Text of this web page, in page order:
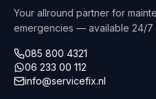
Your allround partner for
emergencies — available 24/7
085 800 4321
06 233 00 112
info@servicefix.nl